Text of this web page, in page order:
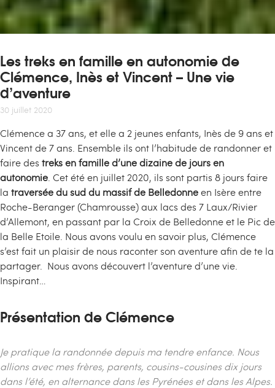
Les treks en famille en autonomie de
Clémence, Inès et Vincent – Une vie
d’aventure
30 juillet 2020
Clémence a 37 ans, et elle a 2 jeunes enfants, Inès de 9 ans et
Vincent de 7 ans. Ensemble ils ont l’habitude de randonner et
faire des treks en famille d’une dizaine de jours en
autonomie . Cet été en juillet 2020, ils sont partis 8 jours faire
la traversée du sud du massif de Belledonneen Isère entre
Roche-Beranger (Chamrousse) aux lacs des 7 Laux/Rivier
d’Allemont, en passant par la Croix de Belledonne et le Pic de
la Belle Etoile. Nous avons voulu en savoir plus, Clémence
s’est fait un plaisir de nous raconter son aventure afin de te la
partager. Nous avons découvert l’aventure d’une vie.
Inspirant…
Présentation de Clémence
Je pratique la randonnée depuis ma tendre enfance. Nous
allions avec mes frères, parents, cousins-cousines dix jours
dans l’été, en alternance dans les Pyrénées et dans les Alpes.